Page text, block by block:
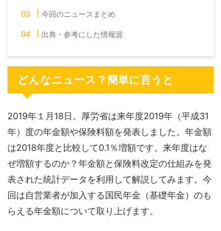
今回のニュースまとめ
出典・参考にした情報源
どんなニュース？簡単に言うと
2019年１月18日。厚労省は来年度2019年（平成31
年）度の年金額や保険料額を発表しました。年金額
は2018年度と比較して0.1％増額です。来年度はな
ぜ増額するのか？年金額と保険料改定の仕組みを発
表された統計データを利用して解説してみます。今
回は自営業者が加入する国民年金（基礎年金）のも
らえる年金額について取り上げます。